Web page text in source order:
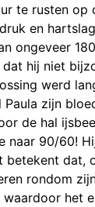
te rusten op
en
ongeveer
dat hij niet
werd
Paula zijn
de hal
naar 90/60!
betekent dat,
rondom
waardoor het